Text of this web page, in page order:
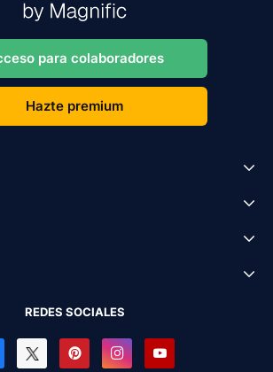
para colaboradores
Hazte premium
REDES SOCIALES